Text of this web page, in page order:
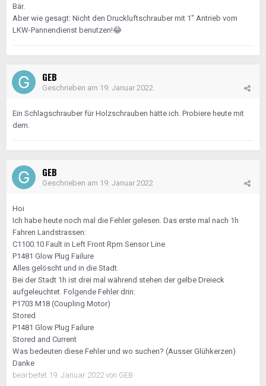
Bär.
Aber wie gesagt: Nicht den Druckluftschrauber mit 1" Antrieb vom
LKW-Pannendienst benutzen!😂
GEB
Geschrieben am 19. Januar 2022
Ein Schlagschrauber für Holzschrauben hätte ich. Probiere heute mit
dem.
GEB
Geschrieben am 19. Januar 2022
Hoi
Ich habe heute noch mal die Fehler gelesen. Das erste mal nach 1h
Fahren Landstrassen:
C1100.10 Fault in Left Front Rpm Sensor Line
P1481 Glow Plug Failure
Alles gelöscht und in die Stadt.
Bei der Stadt 1h ist drei mal während stehen der gelbe Dreieck
aufgeleuchtet. Folgende Fehler drin:
P1703 M18 (Coupling Motor)
Stored
P1481 Glow Plug Failure
Stored and Current
Was bedeuten diese Fehler und wo suchen? (Ausser Glühkerzen)
Danke
bearbeitet 19. Januar 2022von GEB